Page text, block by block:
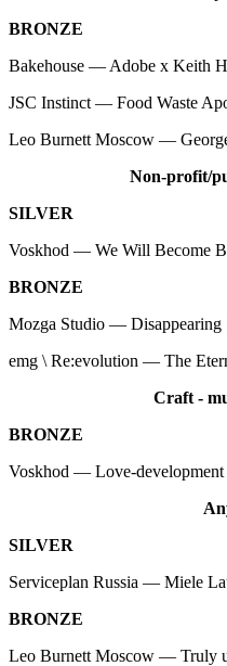
BRONZE
Bakehouse — Adobe x Keith
JSC Instinct — Food Waste
Leo Burnett Moscow —
Non-profit/
SILVER
Voskhod — We Will Become
BRONZE
Mozga Studio — Disappearing
emg \ Re:evolution — The
Craft -
BRONZE
Voskhod — Love-development
SILVER
Serviceplan Russia — Miele
BRONZE
Leo Burnett Moscow — Truly